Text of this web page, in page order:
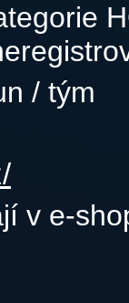
/ tým
v e-